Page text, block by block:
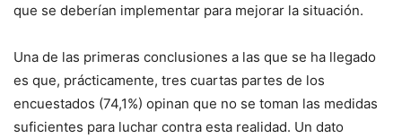
que se deberían implementar para mejorar la situación.
Una de las primeras conclusiones a las que se ha llegado
es que, prácticamente, tres cuartas partes de los
encuestados (74,1%) opinan que no se toman las medidas
suficientes para luchar contra esta realidad. Un dato